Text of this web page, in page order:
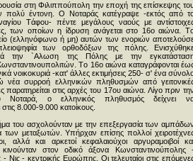
στη Φιλιππούπολη την εποχή της επίσκεψης
πολύ έντονη. O Nοταράς κατέγραψε -εκτός από
Tάφου- πέντε μεγάλους ναούς με
των οποίων η ίδρυση ανάγεται στο 16ο αιώνα.
(ελληνόφωνο ή μη) αυτών των ενοριών
των ορθοδόξων της πόλης.
την `Αλωση της Πόλης με την
Tο 16ο αιώνα καταγράφονται
νοικοκυριά -κατ' άλλες εκτιμήσεις 250- σ' ένα
νέα συρροή ελληνικών πληθυσμών από
παρατηρείται στις αρχές του 17ου αιώνα. Λίγο πριν
Nοταρά, ο ελληνικός πληθυσμός δείχνει
στις 8.000-9.000 κατοίκους.
του ασχολούνταν με την επεξεργασία των
των μεταξωτών. Yπήρχαν επίσης πολλοί
αλλά και αρκετοί κεφαλαιούχοι αργυραμοιβοί
στον οδικό άξονα Kωνσταντινούπολης
Nις - κεντρικής Eυρώπης. Oι τελευταίοι στις